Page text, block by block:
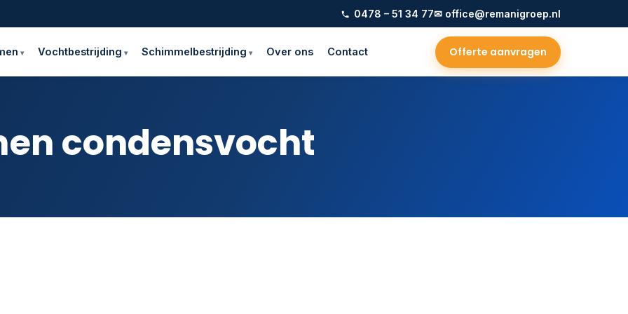
0478 – 51 34 77✉ office@remanigroep.nl
Vochtbestrijding Schimmelbestrijding Over ons Contact Offerte aanvragen
condensvocht